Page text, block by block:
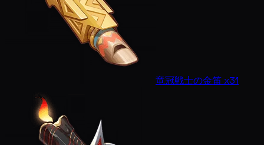
竜冠戦士の金笛 x31